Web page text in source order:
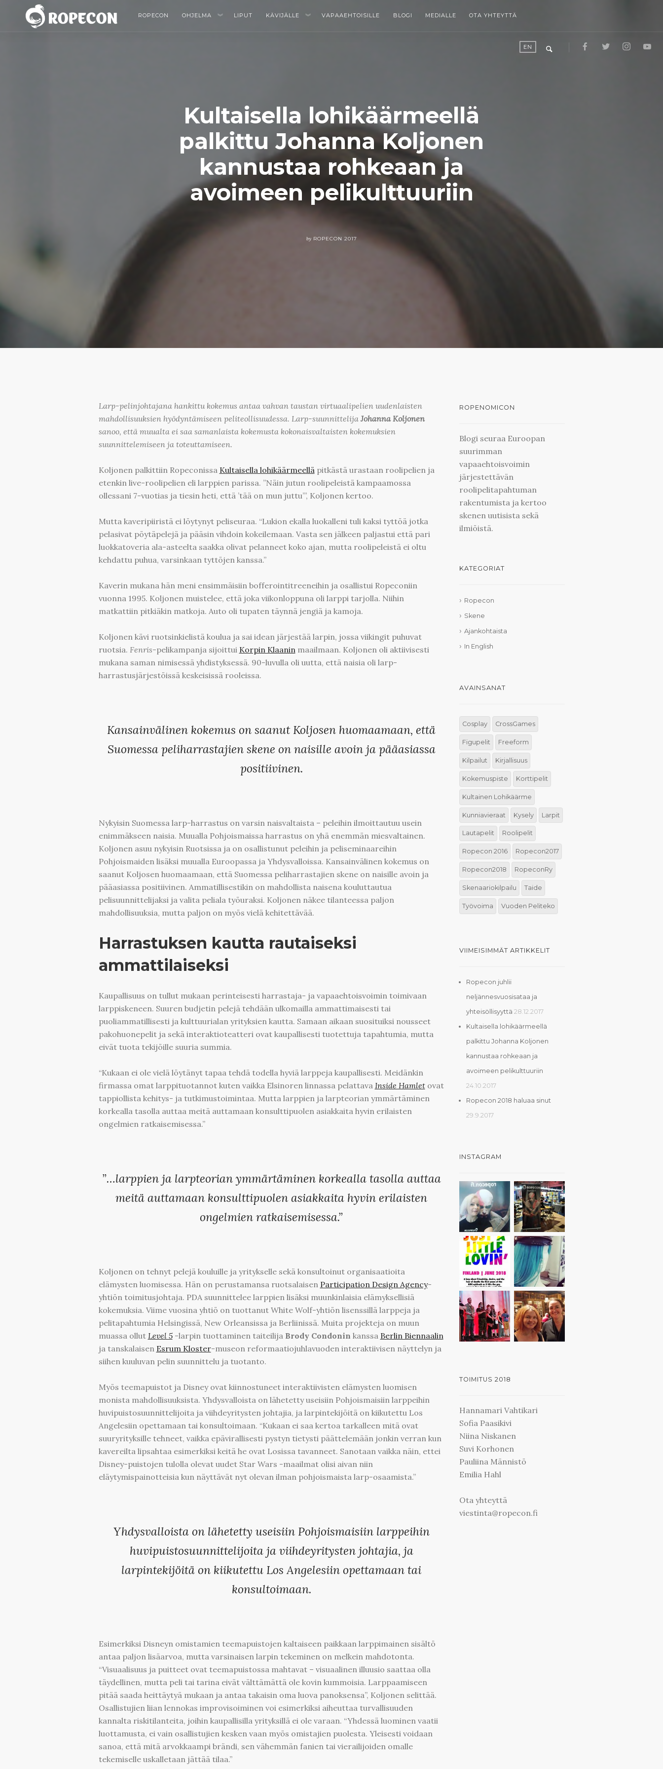
ROPECON OHJELMA LIPUT KÄVIJÄLLE VAPAAEHTOISILLE BLOGI MEDIALLE OTA YHTEYTTÄ
EN
Kultaisella lohikäärmeellä
palkittu Johanna Koljonen
kannustaa rohkeaan ja
avoimeen pelikulttuuriin
by ROPECON 2017
Larp-pelinjohtajana hankittu kokemus antaa vahvan taustan virtuaalipelien uudenlaisten
mahdollisuuksien hyödyntämiseen peliteollisuudessa. Larp-suunnittelija Johanna Koljonen
sanoo, että muualta ei saa samanlaista kokemusta kokonaisvaltaisten kokemuksien
suunnittelemiseen ja toteuttamiseen.
Koljonen palkittiin Ropeconissa Kultaisella lohikäärmeelläpitkästä urastaan roolipelien ja
etenkin live-roolipelien eli larppien parissa. ”Näin jutun roolipeleistä kampaamossa
ollessani 7-vuotias ja tiesin heti, että ’tää on mun juttu’”, Koljonen kertoo.
Mutta kaveripiiristä ei löytynyt peliseuraa. “Lukion ekalla luokalleni tuli kaksi tyttöä jotka
pelasivat pöytäpelejä ja pääsin vihdoin kokeilemaan. Vasta sen jälkeen paljastui että pari
luokkatoveria ala-asteelta saakka olivat pelanneet koko ajan, mutta roolipeleistä ei oltu
kehdattu puhua, varsinkaan tyttöjen kanssa.”
Kaverin mukana hän meni ensimmäisiin bofferointitreeneihin ja osallistui Ropeconiin
vuonna 1995. Koljonen muistelee, että joka viikonloppuna oli larppi tarjolla. Niihin
matkattiin pitkiäkin matkoja. Auto oli tupaten täynnä jengiä ja kamoja.
Koljonen kävi ruotsinkielistä koulua ja sai idean järjestää larpin, jossa viikingit puhuvat
ruotsia. Fenris-pelikampanja sijoittui Korpin Klaaninmaailmaan. Koljonen oli aktiivisesti
mukana saman nimisessä yhdistyksessä. 90-luvulla oli uutta, että naisia oli larp-
harrastusjärjestöissä keskeisissä rooleissa.
Kansainvälinen kokemus on saanut Koljosen huomaamaan, että
Suomessa peliharrastajien skene on naisille avoin ja pääasiassa
positiivinen.
Nykyisin Suomessa larp-harrastus on varsin naisvaltaista – peleihin ilmoittautuu usein
enimmäkseen naisia. Muualla Pohjoismaissa harrastus on yhä enemmän miesvaltainen.
Koljonen asuu nykyisin Ruotsissa ja on osallistunut peleihin ja peliseminaareihin
Pohjoismaiden lisäksi muualla Euroopassa ja Yhdysvalloissa. Kansainvälinen kokemus on
saanut Koljosen huomaamaan, että Suomessa peliharrastajien skene on naisille avoin ja
pääasiassa positiivinen. Ammatillisestikin on mahdollista naisena kouluttautua
pelisuunnittelijaksi ja valita peliala työuraksi. Koljonen näkee tilanteessa paljon
mahdollisuuksia, mutta paljon on myös vielä kehitettävää.
Harrastuksen kautta rautaiseksi
ammattilaiseksi
Kaupallisuus on tullut mukaan perinteisesti harrastaja- ja vapaaehtoisvoimin toimivaan
larppiskeneen. Suuren budjetin pelejä tehdään ulkomailla ammattimaisesti tai
puoliammatillisesti ja kulttuurialan yrityksien kautta. Samaan aikaan suosituiksi nousseet
pakohuonepelit ja sekä interaktioteatteri ovat kaupallisesti tuotettuja tapahtumia, mutta
eivät tuota tekijöille suuria summia.
“Kukaan ei ole vielä löytänyt tapaa tehdä todella hyviä larppeja kaupallisesti. Meidänkin
firmassa omat larppituotannot kuten vaikka Elsinoren linnassa pelattava Inside Hamletovat
tappiollista kehitys- ja tutkimustoimintaa. Mutta larppien ja larpteorian ymmärtäminen
korkealla tasolla auttaa meitä auttamaan konsulttipuolen asiakkaita hyvin erilaisten
ongelmien ratkaisemisessa.”
”…larppien ja larpteorian ymmärtäminen korkealla tasolla auttaa
meitä auttamaan konsulttipuolen asiakkaita hyvin erilaisten
ongelmien ratkaisemisessa.”
Koljonen on tehnyt pelejä kouluille ja yritykselle sekä konsultoinut organisaatioita
elämysten luomisessa. Hän on perustamansa ruotsalaisen Participation Design Agency-
yhtiön toimitusjohtaja. PDA suunnittelee larppien lisäksi muunkinlaisia elämyksellisiä
kokemuksia. Viime vuosina yhtiö on tuottanut White Wolf-yhtiön lisenssillä larppeja ja
pelitapahtumia Helsingissä, New Orleansissa ja Berliinissä. Muita projekteja on muun
muassa ollut Level 5-larpin tuottaminen taiteilija Brody Condonin kanssa Berlin Biennaalin
ja tanskalaisen Esrum Kloster-museon reformaatiojuhlavuoden interaktiivisen näyttelyn ja
siihen kuuluvan pelin suunnittelu ja tuotanto.
Myös teemapuistot ja Disney ovat kiinnostuneet interaktiivisten elämysten luomisen
monista mahdollisuuksista. Yhdysvalloista on lähetetty useisiin Pohjoismaisiin larppeihin
huvipuistosuunnittelijoita ja viihdeyritysten johtajia, ja larpintekijöitä on kiikutettu Los
Angelesiin opettamaan tai konsultoimaan. “Kukaan ei saa kertoa tarkalleen mitä ovat
suuryrityksille tehneet, vaikka epävirallisesti pystyn tietysti päättelemään jonkin verran kun
kavereilta lipsahtaa esimerkiksi keitä he ovat Losissa tavanneet. Sanotaan vaikka näin, ettei
Disney-puistojen tulolla olevat uudet Star Wars -maailmat olisi aivan niin
eläytymispainotteisia kun näyttävät nyt olevan ilman pohjoismaista larp-osaamista.”
Yhdysvalloista on lähetetty useisiin Pohjoismaisiin larppeihin
huvipuistosuunnittelijoita ja viihdeyritysten johtajia, ja
larpintekijöitä on kiikutettu Los Angelesiin opettamaan tai
konsultoimaan.
Esimerkiksi Disneyn omistamien teemapuistojen kaltaiseen paikkaan larppimainen sisältö
antaa paljon lisäarvoa, mutta varsinaisen larpin tekeminen on melkein mahdotonta.
“Visuaalisuus ja puitteet ovat teemapuistossa mahtavat – visuaalinen illuusio saattaa olla
täydellinen, mutta peli tai tarina eivät välttämättä ole kovin kummoisia. Larppaamiseen
pitää saada heittäytyä mukaan ja antaa takaisin oma luova panoksensa”, Koljonen selittää.
Osallistujien liian lennokas improvisoiminen voi esimerkiksi aiheuttaa turvallisuuden
kannalta riskitilanteita, joihin kaupallisilla yrityksillä ei ole varaan. “Yhdessä luominen vaatii
luottamusta, ei vain osallistujien kesken vaan myös omistajien puolesta. Yleisesti voidaan
sanoa, että mitä arvokkaampi brändi, sen vähemmän fanien tai vierailijoiden omalle
tekemiselle uskalletaan jättää tilaa.”
ROPENOMICON
Blogi seuraa Euroopan
suurimman
vapaaehtoisvoimin
järjestettävän
roolipelitapahtuman
rakentumista ja kertoo
skenen uutisista sekä
ilmiöistä.
KATEGORIAT
Ropecon
Skene
Ajankohtaista
In English
AVAINSANAT
Cosplay CrossGames
Figupelit Freeform
Kilpailut Kirjallisuus
Kokemuspiste Korttipelit
Kultainen Lohikäärme
Kunniavieraat Kysely Larpit
Lautapelit Roolipelit
Ropecon 2016 Ropecon2017
Ropecon2018 RopeconRy
Skenaariokilpailu Taide
Työvoima Vuoden Peliteko
VIIMEISIMMÄT ARTIKKELIT
Ropecon juhlii
neljännesvuosisataa ja
yhteisöllisyyttä 28.12.2017
Kultaisella lohikäärmeellä
palkittu Johanna Koljonen
kannustaa rohkeaan ja
avoimeen pelikulttuuriin
24.10.2017
Ropecon 2018 haluaa sinut
29.9.2017
INSTAGRAM
TOIMITUS 2018
Hannamari Vahtikari
Sofia Paasikivi
Niina Niskanen
Suvi Korhonen
Pauliina Männistö
Emilia Hahl
Ota yhteyttä
viestinta@ropecon.fi